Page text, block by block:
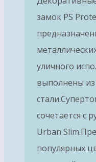
замок PS
уличного
выполнены
сочетается с
Urban
популярных